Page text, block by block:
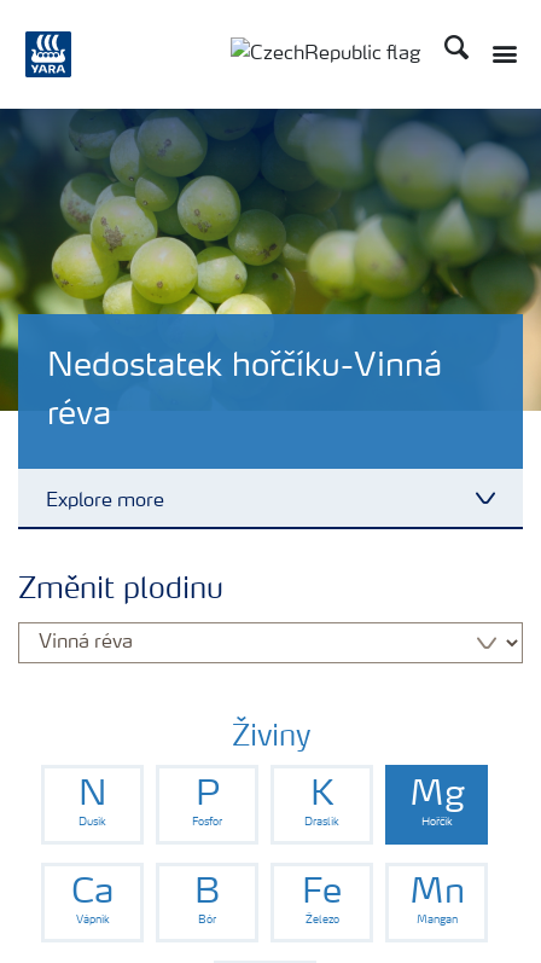
Hledat
Nedostatek hořčíku-Vinná
réva
Explore more
Hnojiva
Bezpečnost hnojiv
Dokumenty
Změnit plodinu
Živiny
N
Dusík
P
Fosfor
K
Draslík
Mg
Hořčík
Ca
Vápník
B
Bór
Fe
Železo
Mn
Mangan